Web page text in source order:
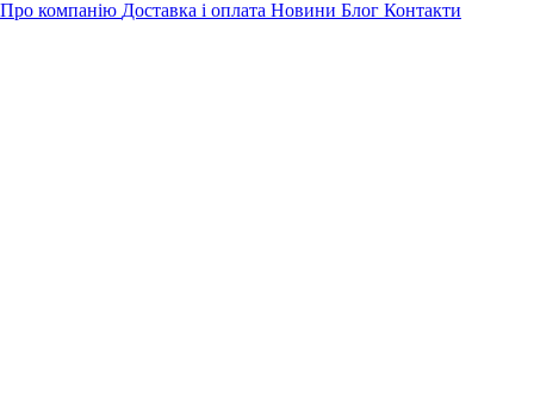
Про компанію Доставка і оплата Новини Блог Контакти